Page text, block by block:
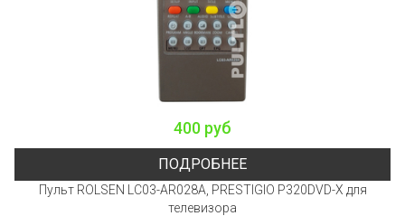
400 руб
ПОДРОБНЕЕ
Пульт ROLSEN LC03-AR028A, PRESTIGIO P320DVD-X для
телевизора